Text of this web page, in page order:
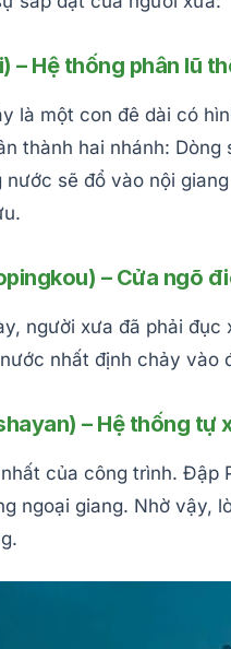
– Hệ thống phân lũ
là một con đê dài có
thành hai nhánh:
sẽ đổ vào nội
– Cửa ngõ
người xưa đã phải
nhất định chảy vào
– Hệ thống tự
của công trình. Đập
ngoại giang. Nhờ vậy,